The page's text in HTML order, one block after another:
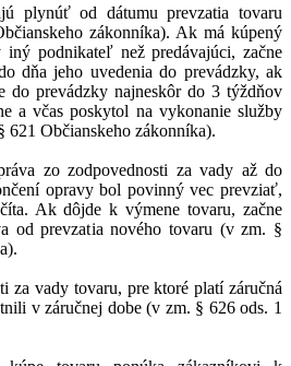
plynúť od dátumu prevzatia tovaru
zákonníka). Ak má kúpený
podnikateľ než predávajúci, začne
dňa jeho uvedenia do prevádzky, ak
do prevádzky najneskôr do 3 týždňov
a včas poskytol na vykonanie služby
621 Občianskeho zákonníka).
zo zodpovednosti za vady až do
opravy bol povinný vec prevziať,
Ak dôjde k výmene tovaru, začne
od prevzatia nového tovaru (v zm. §
za vady tovaru, pre ktoré platí záručná
v záručnej dobe (v zm. § 626 ods. 1